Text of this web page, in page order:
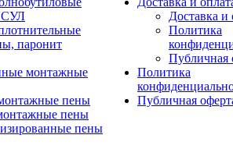
паронит
монтажные
пены
пены
пены
Доставка и
Политика
Публичная
Политика
Публичная